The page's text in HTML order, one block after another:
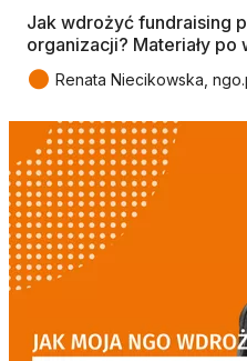
Jak wdrożyć fundraising
organizacji? Materiały
● Renata Niecikowska,